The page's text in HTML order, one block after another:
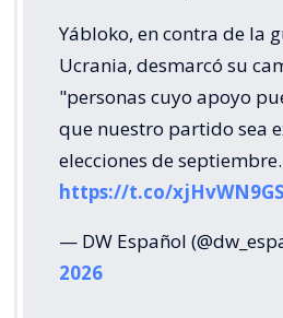
Yábloko, en contra de la
Ucrania, desmarcó su
"personas cuyo apoyo
que nuestro partido sea
elecciones de septiembre.
https://t.co/
— DW Español
2026